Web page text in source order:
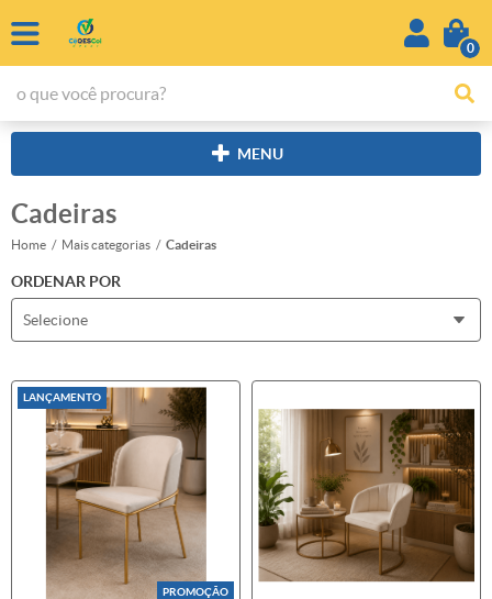
0
MENU
Cadeiras
Home Mais categorias Cadeiras
ORDENAR POR
Selecione
PROMOÇÃO
LANÇAMENTO